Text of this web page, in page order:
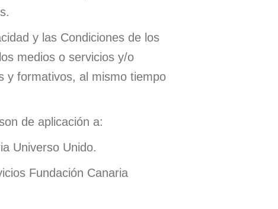
y las Condiciones de los
medios o servicios y/o
y formativos, al mismo tiempo
de aplicación a:
Universo Unido.
Fundación Canaria